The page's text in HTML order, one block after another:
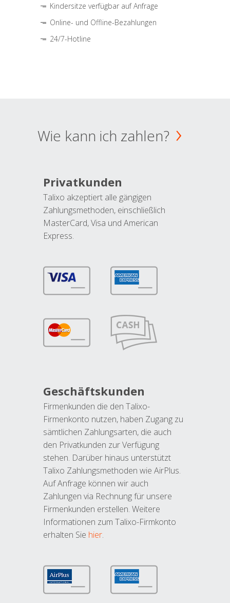
Kindersitze verfügbar auf Anfrage
Online- und Offline-Bezahlungen
24/7-Hotline
Wie kann ich zahlen?
Privatkunden
Talixo akzeptiert alle gängigen
Zahlungsmethoden, einschließlich
MasterCard, Visa und American
Express.
Geschäftskunden
Firmenkunden die den Talixo-
Firmenkonto nutzen, haben Zugang zu
sämtlichen Zahlungsarten, die auch
den Privatkunden zur Verfügung
stehen. Darüber hinaus unterstützt
Talixo Zahlungsmethoden wie AirPlus.
Auf Anfrage können wir auch
Zahlungen via Rechnung für unsere
Firmenkunden erstellen. Weitere
Informationen zum Talixo-Firmkonto
erhalten Sie hier.